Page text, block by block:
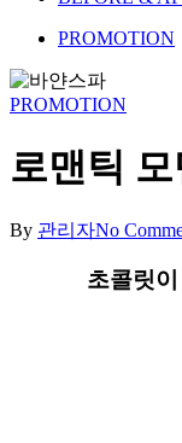
PROMOTION
PROMOTION
로맨틱
By 관리자No
초콜릿